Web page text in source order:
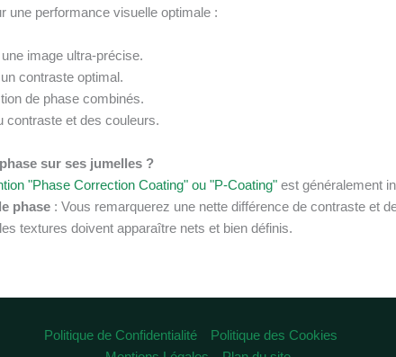
une performance visuelle optimale :
image ultra-précise.
contraste optimal.
de phase combinés.
contraste et des couleurs.
sur ses jumelles ?
"Phase Correction Coating" ou "P-Coating" est généralement
phase : Vous remarquerez une nette différence de contraste et
textures doivent apparaître nets et bien définis.
Politique de Confidentialité
Politique des Cookies